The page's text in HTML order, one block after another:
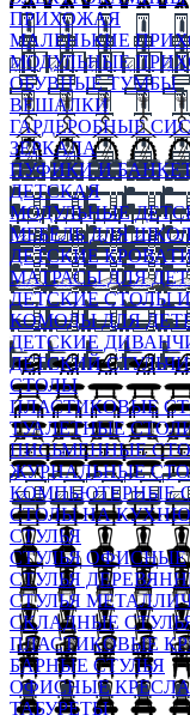
ПРИХОЖАЯ
МАЛЕНЬКИЕ
МОДУЛЬНЫЕ
ОБУВНЫЕ ТУМБЫ
ВЕШАЛКИ
ГАРДЕРОБНЫЕ
ЗЕРКАЛА
ПУФИКИ И
ДЕТСКАЯ
МОДУЛЬНЫЕ
МЕБЕЛЬ ДЛЯ
ДЕТСКИЕ
МАТРАСЫ ДЛЯ
ДЕТСКИЕ СТОЛЫ
КОМОДЫ ДЛЯ
ДЕТСКИЕ
ДЕТСКИЙ
СТОЛЫ
ПЛАСТИКОВЫЕ
ТУАЛЕТНЫЕ
ПИСЬМЕННЫЕ
ЖУРНАЛЬНЫЕ
КОМПЬЮТЕРНЫЕ
СТОЛЫ НА КУХНЮ
СТУЛЬЯ
СТУЛЬЯ ОФИСНЫЕ
СТУЛЬЯ
СТУЛЬЯ
СКЛАДНЫЕ
ПЛАСТИКОВЫЕ
БАРНЫЕ СТУЛЬЯ
ОФИСНЫЕ КРЕСЛА
ТАБУРЕТЫ